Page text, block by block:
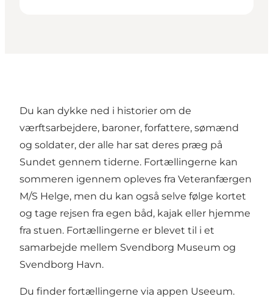
Du kan dykke ned i historier om de
værftsarbejdere, baroner, forfattere, sømænd
og soldater, der alle har sat deres præg på
Sundet gennem tiderne. Fortællingerne kan
sommeren igennem opleves fra Veteranfærgen
M/S Helge, men du kan også selve følge kortet
og tage rejsen fra egen båd, kajak eller hjemme
fra stuen. Fortællingerne er blevet til i et
samarbejde mellem Svendborg Museum og
Svendborg Havn.
Du finder fortællingerne via appen Useeum.